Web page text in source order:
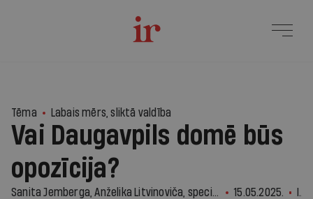
Tēma Labais mērs, sliktā valdība
Vai Daugavpils domē būs
opozīcija?
Sanita Jemberga, Anželika Litvinoviča, speciāli Re:Baltica 15.05.2025. IR